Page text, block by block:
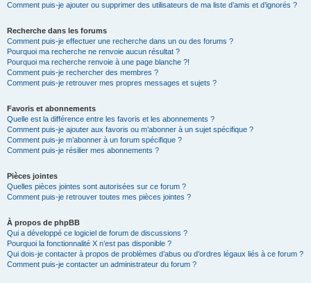
Comment puis-je ajouter ou supprimer des utilisateurs de ma liste d’amis et d’ignorés ?
Recherche dans les forums
Comment puis-je effectuer une recherche dans un ou des forums ?
Pourquoi ma recherche ne renvoie aucun résultat ?
Pourquoi ma recherche renvoie à une page blanche ?!
Comment puis-je rechercher des membres ?
Comment puis-je retrouver mes propres messages et sujets ?
Favoris et abonnements
Quelle est la différence entre les favoris et les abonnements ?
Comment puis-je ajouter aux favoris ou m’abonner à un sujet spécifique ?
Comment puis-je m’abonner à un forum spécifique ?
Comment puis-je résilier mes abonnements ?
Pièces jointes
Quelles pièces jointes sont autorisées sur ce forum ?
Comment puis-je retrouver toutes mes pièces jointes ?
À propos de phpBB
Qui a développé ce logiciel de forum de discussions ?
Pourquoi la fonctionnalité X n’est pas disponible ?
Qui dois-je contacter à propos de problèmes d’abus ou d’ordres légaux liés à ce forum ?
Comment puis-je contacter un administrateur du forum ?